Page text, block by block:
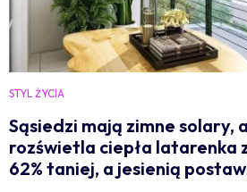
STYL ŻYCIA
Sąsiedzi mają zimne solary,
rozświetla ciepła latarenka
62% taniej, a jesienią